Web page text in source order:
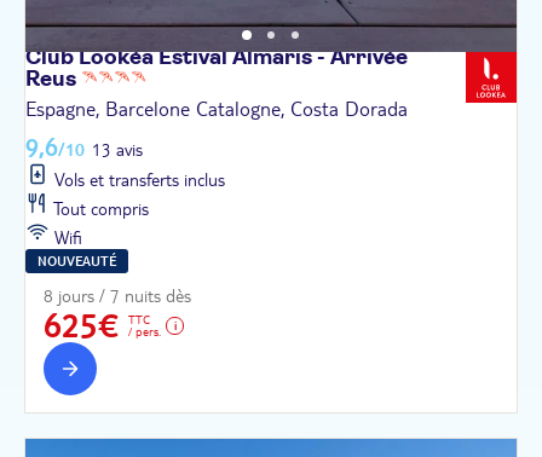
Club Lookéa Estival Almaris - Arrivée
Reus
Espagne, Barcelone Catalogne, Costa Dorada
9,6/10 13 avis
Vols et transferts inclus
Tout compris
Wifi
NOUVEAUTÉ
8 jours / 7 nuits dès
625€
TTC
/ pers.